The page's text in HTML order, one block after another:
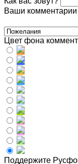
Ваши
Цвет фона
Поддержите